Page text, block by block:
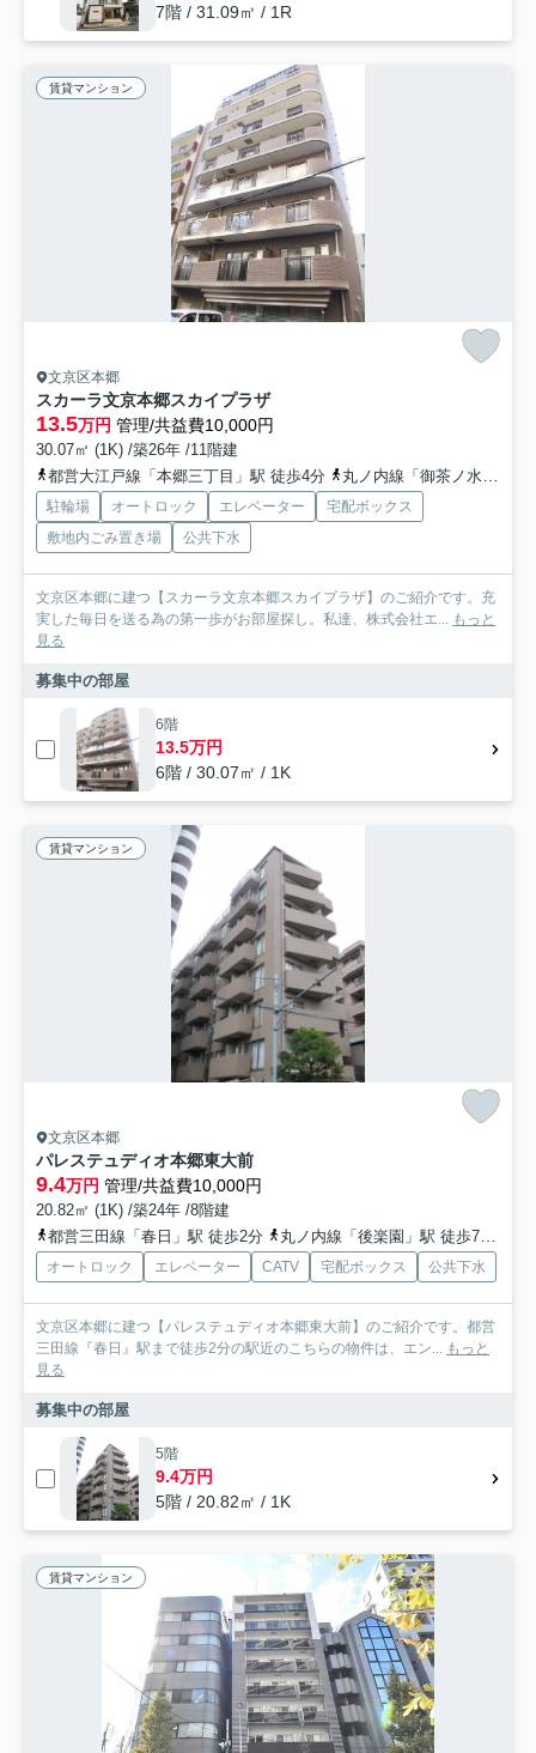
7階 / 31.09㎡ / 1R
賃貸マンション
文京区本郷
スカーラ文京本郷スカイプラザ
13.5万円 管理/共益費10,000円
30.07㎡ (1K) /築26年 /11階建
都営大江戸線「本郷三丁目」駅 徒歩4分
丸ノ内線「御茶ノ水」駅 徒歩10分
駐輪場 オートロック エレベーター
宅配ボックス
敷地内ごみ置き場
公共下水
文京区本郷に建つ【スカーラ文京本郷スカイプラザ】のご紹介です。充
実した毎日を送る為の第一歩がお部屋探し。私達、株式会社エ... もっと
見る
募集中の部屋
6階
13.5万円
6階 / 30.07㎡ / 1K
賃貸マンション
文京区本郷
パレステュディオ本郷東大前
9.4万円 管理/共益費10,000円
20.82㎡ (1K) /築24年 /8階建
都営三田線「春日」駅 徒歩2分
丸ノ内線「後楽園」駅 徒歩7分
オートロック エレベーター CATV 宅配ボックス 公共下水
文京区本郷に建つ【パレステュディオ本郷東大前】のご紹介です。都営
三田線『春日』駅まで徒歩2分の駅近のこちらの物件は、エン... もっと
見る
募集中の部屋
5階
9.4万円
5階 / 20.82㎡ / 1K
賃貸マンション